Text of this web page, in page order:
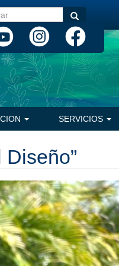
Buscar
SERVICIOS